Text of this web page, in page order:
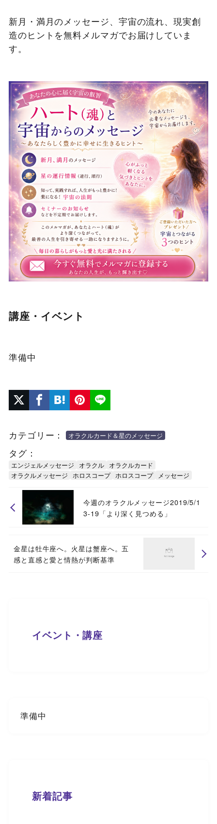
新月・満月のメッセージ、宇宙の流れ、現実創
造のヒントを無料メルマガでお届けしていま
す。
講座・イベント
準備中
カテゴリー： オラクルカード＆星のメッセージ
タグ：
エンジェルメッセージ オラクル オラクルカード
オラクルメッセージ ホロスコープ ホロスコープ メッセージ
今週のオラクルメッセージ2019/5/1
3-19「より深く見つめる」
金星は牡牛座へ。火星は蟹座へ。五
感と直感と愛と情熱が判断基準
イベント・講座
準備中
新着記事